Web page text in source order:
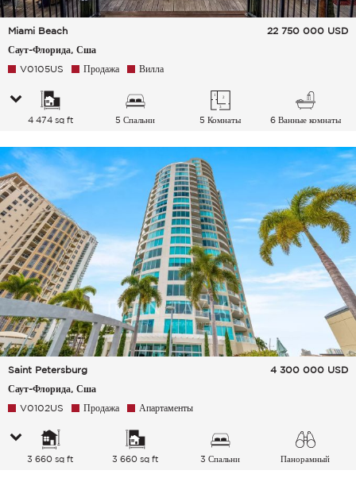
Miami Beach
Саут-Флорида, Сша
22 750 000 USD
V0105US Продажа Вилла
4 474 sq ft 5 Спальни 5 Комнаты 6 Ванные комнаты
Saint Petersburg
Саут-Флорида, Сша
4 300 000 USD
V0102US Продажа Апартаменты
3 660 sq ft 3 660 sq ft 3 Спальни
Панорамный